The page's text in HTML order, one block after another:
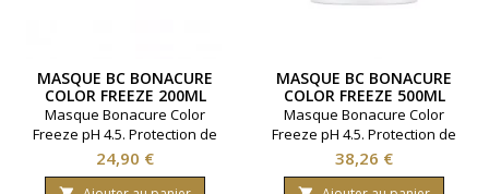
MASQUE BC BONACURE
COLOR FREEZE 200ML
Masque Bonacure Color
Freeze pH 4.5. Protection de
la fibre capillaire. Ravive les
cheveux colorés. Marque
Prix
24,90 €
MASQUE BC BONACURE
COLOR FREEZE 500ML
Masque Bonacure Color
Freeze pH 4.5. Protection de
la fibre capillaire. Ravive les
cheveux colorés. Marque
Prix
38,26 €